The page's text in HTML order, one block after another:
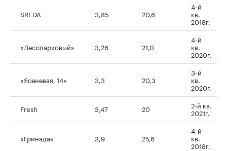
SREDA 3,85 20,6
4-й
кв.
2018г.
«Лесопарковый» 3,26 21,0
4-й
кв.
2020г.
«Ясеневая, 14» 3,3 20,3
3-й
кв.
2020г.
Fresh 3,47 20 2-й кв.
2021г.
«Гринада» 3,9 25,6
4-й
кв.
2018г.